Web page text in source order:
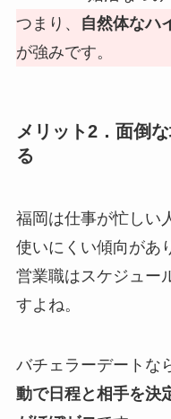
つまり、
自然体なハ
が強みです。
メリット2．面倒
る
福岡は仕事が忙しい
使いにくい傾向があ
営業職はスケジュー
すよね。
バチェラーデートな
動で日程と相手を決